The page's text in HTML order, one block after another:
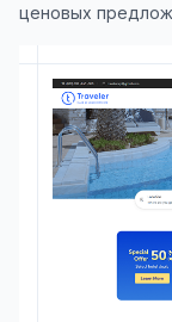
ценовых